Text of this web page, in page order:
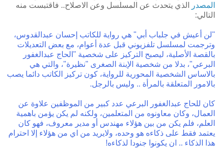
المصدر
الذي يتحدث عن المسلسل وعن الاصلاح.. فاقتبست منه
التالي:
"لن أعيش في جلباب أبي" هي رواية للكاتب إحسان عبدالقدوس،
وترجمت لمسلسل تلفزيوني قبل عدة أعوام، مع بعض التعديلات
بالقصة الأصلية، ليصبح التركيز على شخصية "الحاج عبدالغفور
البرعي"، بدلا من شخصية الإبنة الصغرى "نظيرة"، والتي هي
بالاساس الشخصية المحورية للرواية، كون تركيز الكاتب دائما يصب
بالامور المتعلقة بالمرأة .. وليس بالرجل.
كان للحاج عبدالغفور البرعي عدد كبير من الموظفين علاوة عن
العمال، وكان معاونوه من المتعلمين، ولكنه لم يكن يؤمن باهمية
العلم، فلم يكن من بين هؤلاء مهندس أو مدير معروف، فهو كان
يعتمد فقط على ذكاءه هو وحده، ولايريد من اي من هؤلاء إلا احترام
هذا الذكاء .. ان يكونوا جنودا لذكاءه!